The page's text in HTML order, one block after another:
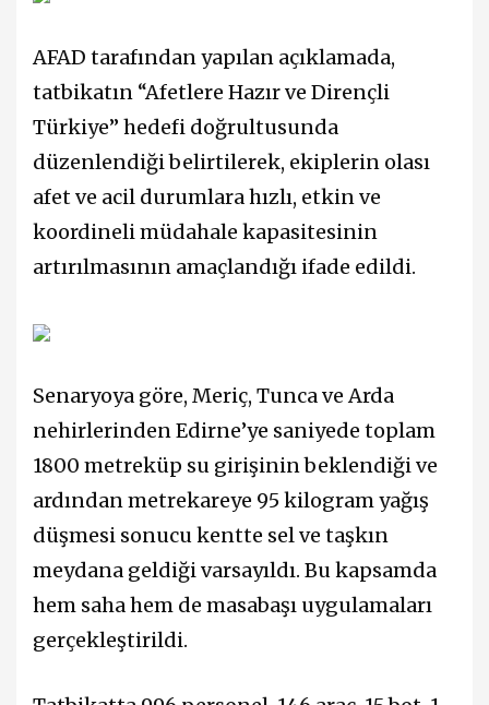
AFAD tarafından yapılan açıklamada,
tatbikatın “Afetlere Hazır ve Dirençli
Türkiye” hedefi doğrultusunda
düzenlendiği belirtilerek, ekiplerin olası
afet ve acil durumlara hızlı, etkin ve
koordineli müdahale kapasitesinin
artırılmasının amaçlandığı ifade edildi.
Senaryoya göre, Meriç, Tunca ve Arda
nehirlerinden Edirne’ye saniyede toplam
1800 metreküp su girişinin beklendiği ve
ardından metrekareye 95 kilogram yağış
düşmesi sonucu kentte sel ve taşkın
meydana geldiği varsayıldı. Bu kapsamda
hem saha hem de masabaşı uygulamaları
gerçekleştirildi.